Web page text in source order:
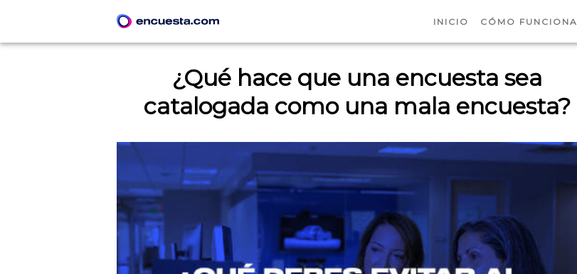
INICIO CÓMO FUNCIONA
¿Qué hace que una encuesta sea
catalogada como una mala encuesta?